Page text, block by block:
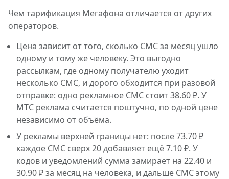
Чем тарификация Мегафона отличается от других
операторов.
Цена зависит от того, сколько СМС за месяц ушло
одному и тому же человеку. Это выгодно
рассылкам, где одному получателю уходит
несколько СМС, и дорого обходится при разовой
отправке: одно рекламное СМС стоит 38.60 ₽. У
МТС реклама считается поштучно, по одной цене
независимо от объёма.
У рекламы верхней границы нет: после 73.70 ₽
каждое СМС сверх 20 добавляет ещё 7.10 ₽. У
кодов и уведомлений сумма замирает на 22.40 и
30.90 ₽ за месяц на человека, и дальше СМС этому